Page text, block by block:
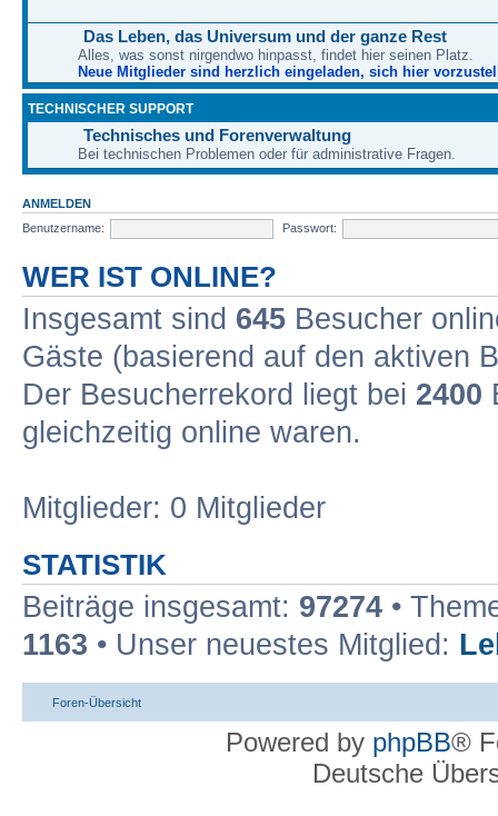
Das Leben, das Universum und der ganze Rest
Alles, was sonst nirgendwo hinpasst, findet hier seinen Platz.
Neue Mitglieder sind herzlich eingeladen, sich hier
TECHNISCHER SUPPORT
Technisches und Forenverwaltung
Bei technischen Problemen oder für administrative Fragen.
ANMELDEN
Benutzername:
Passwort:
WER IST ONLINE?
Insgesamt sind 645 Besucher
Gäste (basierend auf den aktiven
Der Besucherrekord liegt bei 2400
gleichzeitig online waren.
Mitglieder: 0 Mitglieder
STATISTIK
Beiträge insgesamt: 97274 •
1163 • Unser neuestes Mitglied:
Foren-Übersicht
Powered by phpBB®
Deutsche